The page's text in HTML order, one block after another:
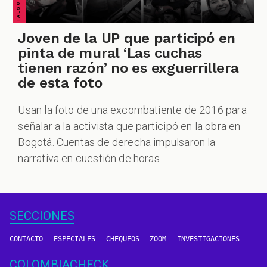
Joven de la UP que participó en
pinta de mural ‘Las cuchas
tienen razón’ no es exguerrillera
de esta foto
Usan la foto de una excombatiente de 2016 para
señalar a la activista que participó en la obra en
Bogotá. Cuentas de derecha impulsaron la
narrativa en cuestión de horas.
SECCIONES
CONTACTO ESPECIALES CHEQUEOS ZOOM INVESTIGACIONES